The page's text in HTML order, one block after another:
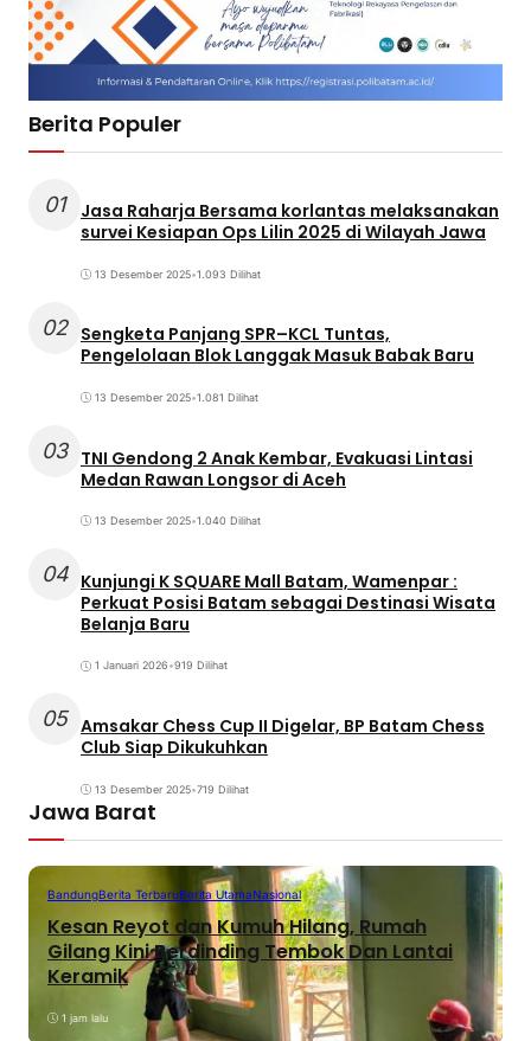
Berita Populer
01
Jasa Raharja Bersama korlantas melaksanakan
survei Kesiapan Ops Lilin 2025 di Wilayah Jawa
13 Desember 2025•1.093 Dilihat
02 Sengketa Panjang SPR–KCL Tuntas,
Pengelolaan Blok Langgak Masuk Babak Baru
13 Desember 2025•1.081 Dilihat
03 TNI Gendong 2 Anak Kembar, Evakuasi Lintasi
Medan Rawan Longsor di Aceh
13 Desember 2025•1.040 Dilihat
04 Kunjungi K SQUARE Mall Batam, Wamenpar :
Perkuat Posisi Batam sebagai Destinasi Wisata
Belanja Baru
1 Januari 2026•919 Dilihat
05 Amsakar Chess Cup II Digelar, BP Batam Chess
Club Siap Dikukuhkan
13 Desember 2025•719 Dilihat
Jawa Barat
BandungBerita TerbaruBerita UtamaNasional
Kesan Reyot dan Kumuh Hilang, Rumah
Gilang Kini Berdinding Tembok Dan Lantai
Keramik
1 jam lalu